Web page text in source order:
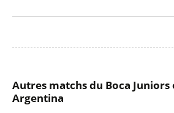
Autres matchs du Boca Juniors
Argentina